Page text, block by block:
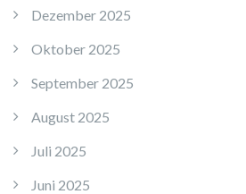
Dezember 2025
Oktober 2025
September 2025
August 2025
Juli 2025
Juni 2025